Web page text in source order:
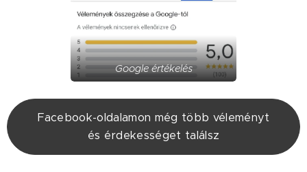
Google értékelés
Facebook-oldalamon még több véleményt
és érdekességet találsz